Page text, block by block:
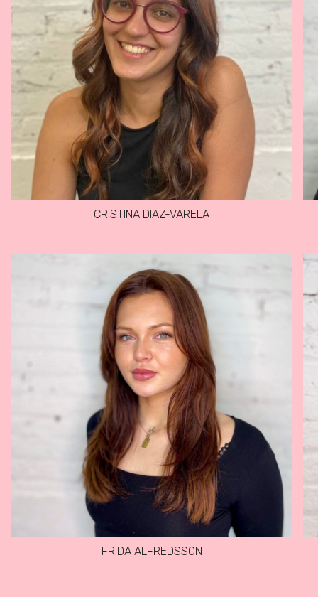
CRISTINA DIAZ-VARELA
FRIDA ALFREDSSON